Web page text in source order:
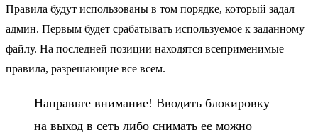
Правила будут использованы в том порядке, который задал
админ. Первым будет срабатывать используемое к заданному
файлу. На последней позиции находятся всеприменимые
правила, разрешающие все всем.
Направьте внимание! Вводить блокировку
на выход в сеть либо снимать ее можно